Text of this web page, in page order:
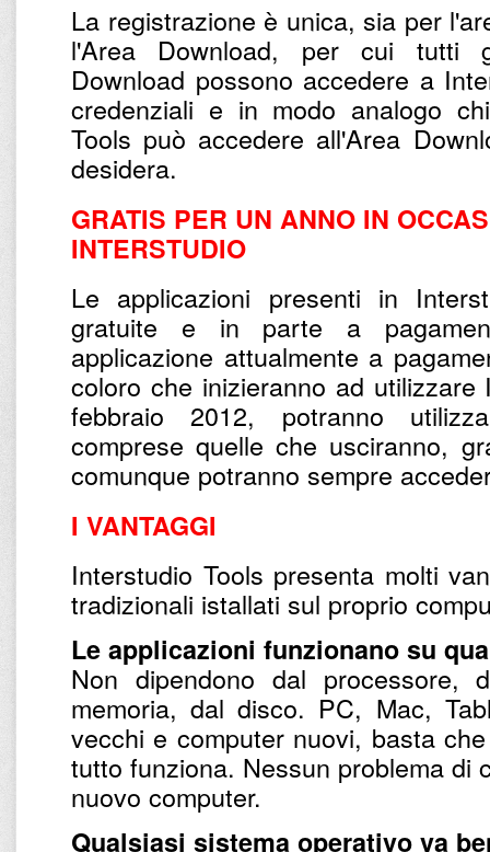
La registrazione è unica, sia per
l'Area Download, per cui tutti
Download possono accedere a
credenziali e in modo analogo
Tools può accedere all'Area
desidera.
GRATIS PER UN ANNO IN
INTERSTUDIO
Le applicazioni presenti in
gratuite e in parte a
applicazione attualmente a
coloro che inizieranno ad
febbraio 2012, potranno
comprese quelle che usciranno,
comunque potranno sempre
I VANTAGGI
Interstudio Tools presenta molti
tradizionali istallati sul proprio
Le applicazioni funzionano su
Non dipendono dal processore,
memoria, dal disco. PC, Mac,
vecchi e computer nuovi, basta
tutto funziona. Nessun problema di
nuovo computer.
Qualsiasi sistema operativo va